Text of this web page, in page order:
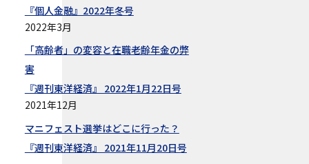
『個人金融』2022年冬号
2022年3月
「高齢者」の変容と在職老齢年金の弊
害
『週刊東洋経済』 2022年1月22日号
2021年12月
マニフェスト選挙はどこに行った？
『週刊東洋経済』 2021年11月20日号